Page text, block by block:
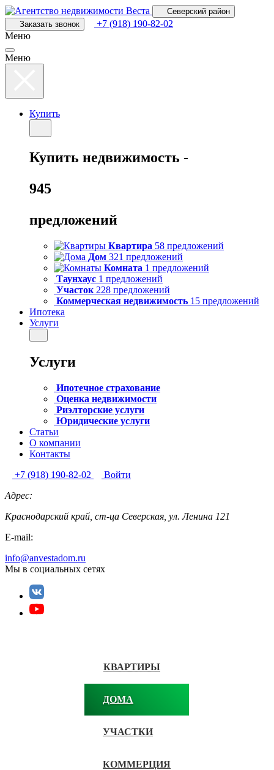
Перейти
к
основному
Северский район
Заказать звонок
+7 (918) 190-82-02
Меню
Меню
Купить
Купить недвижимость -
945
предложений
Квартира 58 предложений
Дом 321 предложений
Комната 1 предложений
Таунхаус 1 предложений
Участок 228 предложений
Коммерческая недвижимость 15 предложений
Ипотека
Услуги
Услуги
Ипотечное страхование
Оценка недвижимости
Риэлторские услуги
Юридические услуги
Статьи
О компании
Контакты
+7 (918) 190-82-02
Войти
Адрес:
Краснодарский край, ст-ца Северская, ул. Ленина 121
E-mail:
info@anvestadom.ru
Мы в социальных сетях
КВАРТИРЫ
ДОМА
УЧАСТКИ
КОММЕРЦИЯ